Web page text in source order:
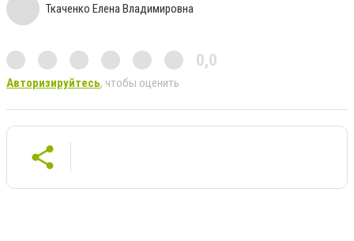
Ткаченко Елена Владимировна
0,0
Авторизируйтесь, чтобы оценить